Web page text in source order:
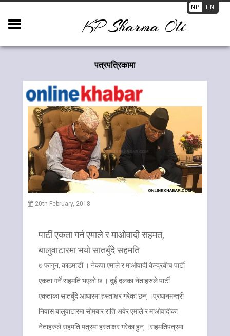
NP EN
KP Sharma Oli
पत्रपत्रिकामा
20th February, 2018
पार्टी एकता गर्न एमाले र माओवादी सहमत,
बालुवाटारमा भयो सातबुँदे सहमति
७ फागुन, काठमाडौं । नेकपा एमाले र माओवादी केन्द्रबीच पार्टी
एकता गर्ने सहमति भएको छ । दुई दलका नेताहरुले पार्टी
एकताका सातबुँदे आधारमा हस्ताक्षर गरेका छन् ।प्रधानमन्त्री
निवास बालुवाटारमा सोमबार राति अवेर एमाले र माओवादीका
नेताहरुले सहमति पत्रमा हस्ताक्षर गरेका हुन् ।सहमतिपत्रमा